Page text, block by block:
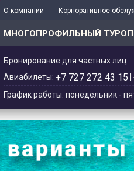
О компании Корпоративное
МНОГОПРОФИЛЬНЫЙ
Бронирование для частных лиц:
Авиабилеты: +7 727 272 43 15
График работы: понедельник -